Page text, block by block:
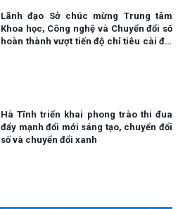
Lãnh đạo Sở chúc mừng Trung tâm
Khoa học, Công nghệ và Chuyển đổi số
hoàn thành vượt tiến độ chỉ tiêu cài đặt
Hà Tĩnh triển khai phong trào thi đua
đẩy mạnh đổi mới sáng tạo, chuyển đổi
số và chuyển đổi xanh